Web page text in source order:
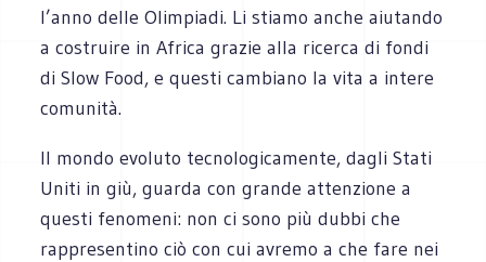
l’anno delle Olimpiadi. Li stiamo anche aiutando
a costruire in Africa grazie alla ricerca di fondi
di Slow Food, e questi cambiano la vita a intere
comunità.
Il mondo evoluto tecnologicamente, dagli Stati
Uniti in giù, guarda con grande attenzione a
questi fenomeni: non ci sono più dubbi che
rappresentino ciò con cui avremo a che fare nei